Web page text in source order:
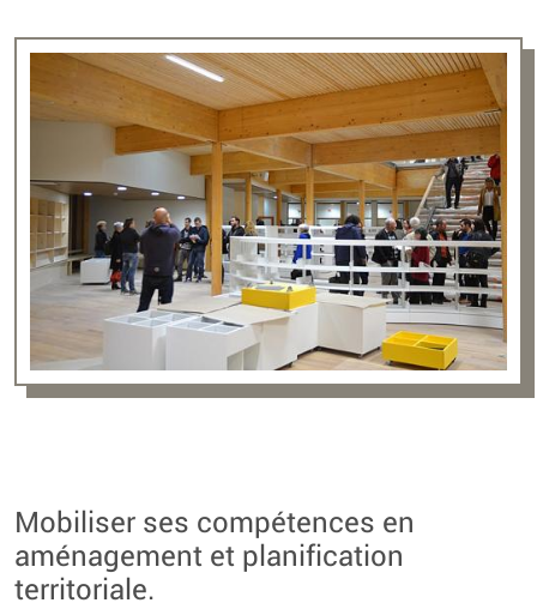
Mobiliser ses compétences en
aménagement et planification
territoriale.